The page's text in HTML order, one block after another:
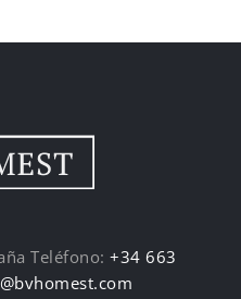
Teléfono: +34 663